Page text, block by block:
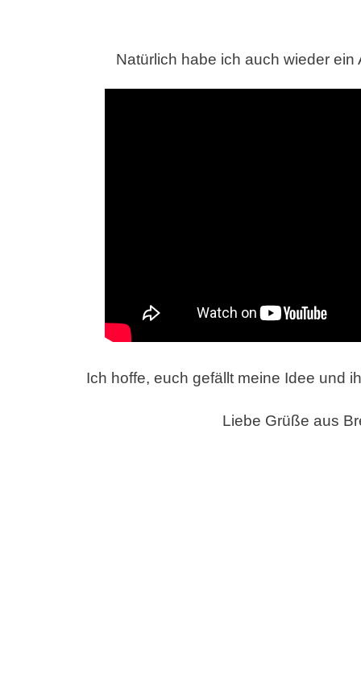
Natürlich habe ich auch wieder
Ich hoffe, euch gefällt meine Idee und
Liebe Grüße aus